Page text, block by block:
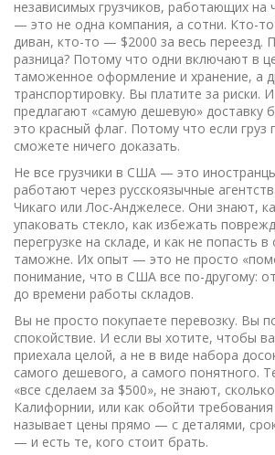
независимых грузчиков, работающих на
— это не одна компания, а сотни. Кто-
диван, кто-то — $2000 за весь переезд.
разница? Потому что одни включают в
таможенное оформление и хранение, а
транспортировку. Вы платите за риски.
предлагают «самую дешевую» доставку
это красный флаг. Потому что если груз
сможете ничего доказать.
Не все грузчики в США — это
работают через русскоязычные
Чикаго или Лос-Анджелесе. Они знают,
упаковать стекло, как избежать
перегрузке на складе, и как не попасть в
таможне. Их опыт — это не просто
понимание, что в США все по-другому:
до времени работы складов.
Вы не просто покупаете перевозку. Вы
спокойствие. И если вы хотите, чтобы
приехала целой, а не в виде набора
самого дешевого, а самого понятного.
«все сделаем за $500», не знают,
Калифорнии, или как обойти требования
называет цены прямо — с деталями,
— и есть те, кого стоит брать.